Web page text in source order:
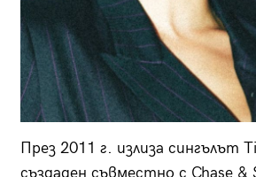
През 2011 г. излиза сингълът
създаден съвместно с Chase